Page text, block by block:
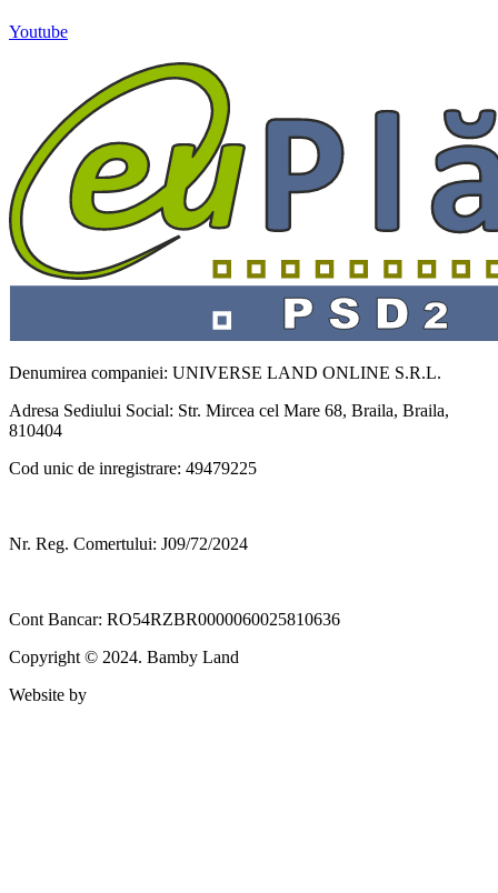
Youtube
Denumirea companiei: UNIVERSE LAND ONLINE S.R.L.
Adresa Sediului Social: Str. Mircea cel Mare 68, Braila, Braila,
810404
Cod unic de inregistrare: 49479225
Nr. Reg. Comertului: J09/72/2024
Cont Bancar: RO54RZBR0000060025810636
Copyright © 2024. Bamby Land
Website by